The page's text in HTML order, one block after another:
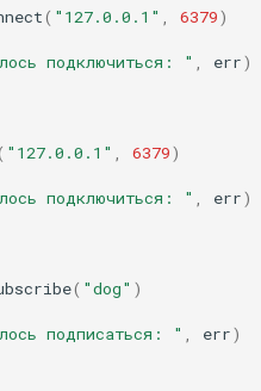
( "127.0.0.1" 6379)
подключиться: " err)
"127.0.0.1" 6379)
подключиться: " err)
( "dog" )
подписаться: " err)